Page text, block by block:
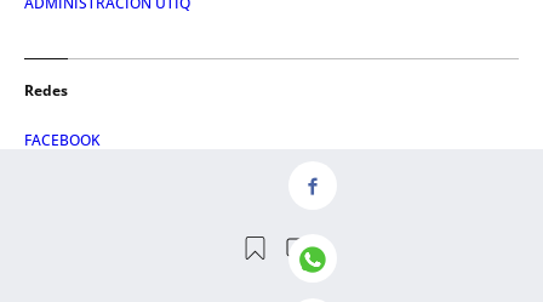
Redes
FACEBOOK